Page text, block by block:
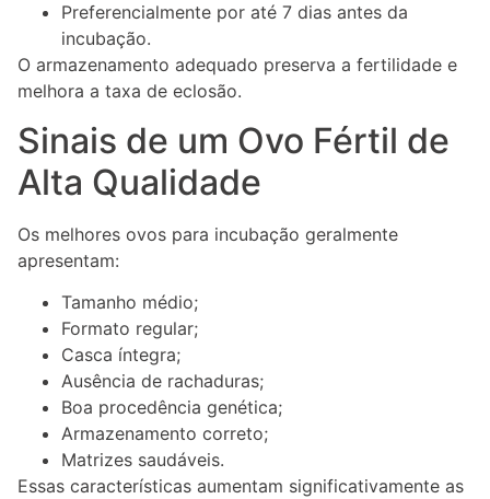
Preferencialmente por até 7 dias antes da
incubação.
O armazenamento adequado preserva a fertilidade e
melhora a taxa de eclosão.
Sinais de um Ovo Fértil de
Alta Qualidade
Os melhores ovos para incubação geralmente
apresentam:
Tamanho médio;
Formato regular;
Casca íntegra;
Ausência de rachaduras;
Boa procedência genética;
Armazenamento correto;
Matrizes saudáveis.
Essas características aumentam significativamente as